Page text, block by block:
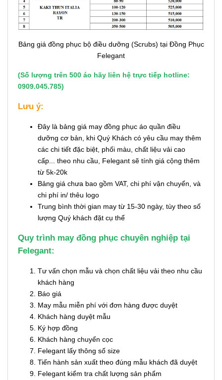
Bảng giá đồng phục bộ điều dưỡng (Scrubs) tại Đồng Phục
Felegant
(Số lượng trên 500 áo hãy liên hệ trực tiếp hotline:
0909.045.785)
Lưu ý:
Đây là bảng giá may đồng phục áo quần điều
dưỡng cơ bản, khi Quý Khách có yêu cầu may thêm
các chi tiết đặc biệt, phối màu, chất liệu vải cao
cấp... theo nhu cầu, Felegant sẽ tính giá cộng thêm
từ 5k-20k
Bảng giá chưa bao gồm VAT, chi phí vận chuyển, và
chi phí in/ thêu logo
Trung bình thời gian may từ 15-30 ngày, tùy theo số
lượng Quý khách đặt cụ thể
Quy trình may đồng phục chuyên nghiệp tại
Felegant:
Tư vấn chọn mẫu và chọn chất liệu vải theo nhu cầu
khách hàng
Báo giá
May mẫu miễn phí với đơn hàng được duyệt
Khách hàng duyệt mẫu
Ký hợp đồng
Khách hàng chuyển cọc
Felegant lấy thông số size
Tiến hành sản xuất theo đúng mẫu khách đã duyệt
Felegant kiểm tra chất lượng sản phẩm